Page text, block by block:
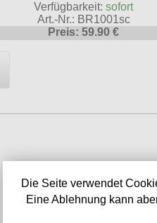
Verfügbarkeit:sofort
Art.-Nr.: BR1001sc
Preis: 59.90 €
Die Seite verwendet
Eine Ablehnung kann